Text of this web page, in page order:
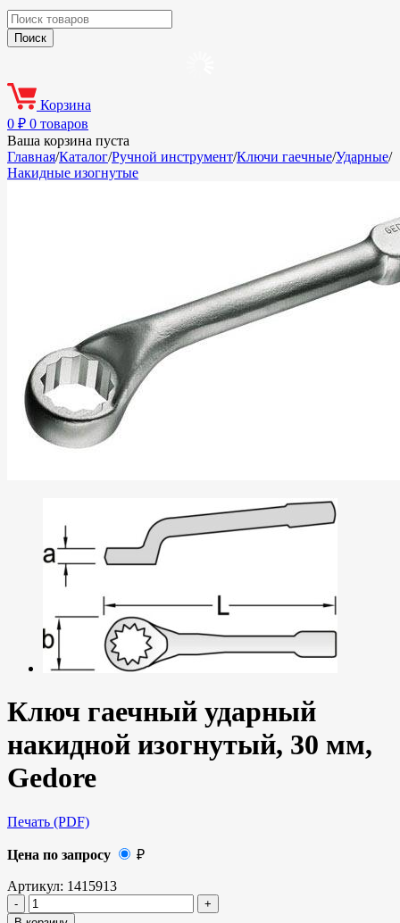
Корзина
0 ₽ 0 товаров
Ваша корзина пуста
Главная/Каталог/Ручной инструмент/Ключи гаечные/Ударные/
Накидные изогнутые
Ключ гаечный ударный
накидной изогнутый, 30 мм,
Gedore
Печать (PDF)
Цена по запросу ₽
Артикул: 1415913